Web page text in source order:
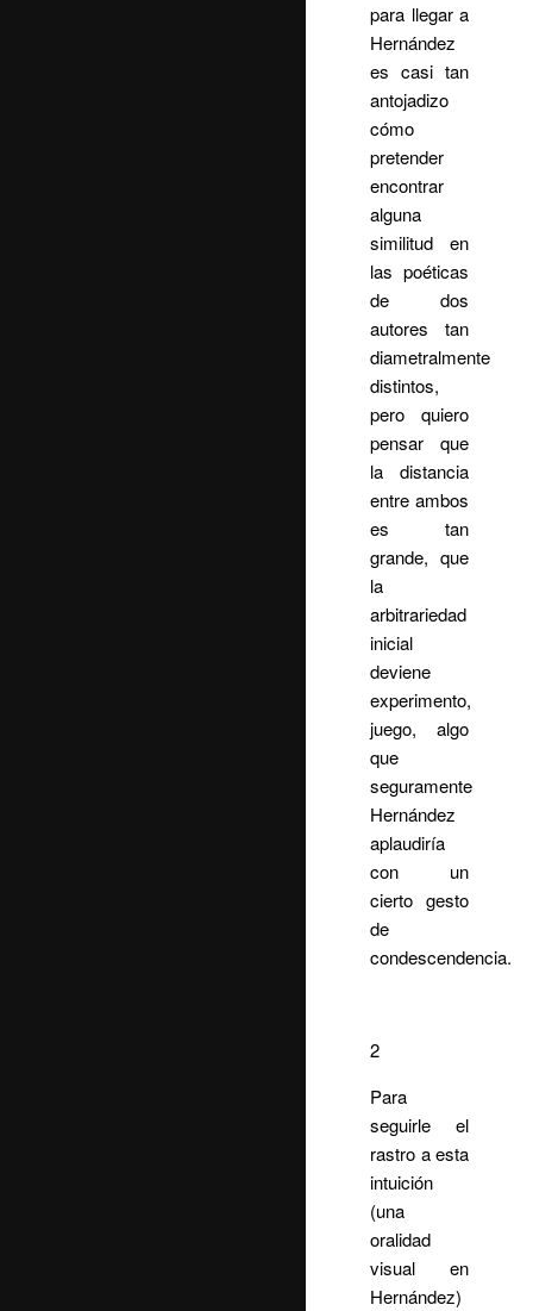
para llegar a
Hernández
es casi tan
antojadizo
cómo
pretender
encontrar
alguna
similitud en
las poéticas
de dos
autores tan
diametralmente
distintos,
pero quiero
pensar que
la distancia
entre ambos
es tan
grande, que
la
arbitrariedad
inicial
deviene
experimento,
juego, algo
que
seguramente
Hernández
aplaudiría
con un
cierto gesto
de
condescendencia.
2
Para
seguirle el
rastro a esta
intuición
(una
oralidad
visual en
Hernández)